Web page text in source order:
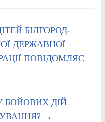
БІЛГОРОД-
ДЕРЖАВНОЇ
ПОВІДОМЛЯЄ
БОЙОВИХ ДІЙ
→